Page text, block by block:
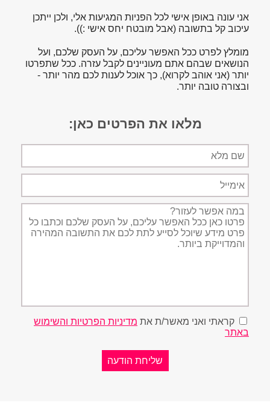
אני עונה באופן אישי לכל הפניות המגיעות אלי, ולכן ייתכן
עיכוב קל בתשובה (אבל מובטח יחס אישי :)).
מומלץ לפרט ככל האפשר עליכם, על העסק שלכם, ועל
הנושאים שבהם אתם מעוניינים לקבל עזרה. ככל שתפרטו
יותר (אני אוהב לקרוא), כך אוכל לענות לכם מהר יותר -
ובצורה טובה יותר.
מלאו את הפרטים כאן:
מלא
תיאור
הפניה
קראתי ואני מאשר/ת את מדיניות הפרטיות והשימוש
באתר